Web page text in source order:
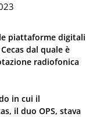
piattaforme digitali
dal quale è
radiofonica
in cui il
il duo OPS, stava